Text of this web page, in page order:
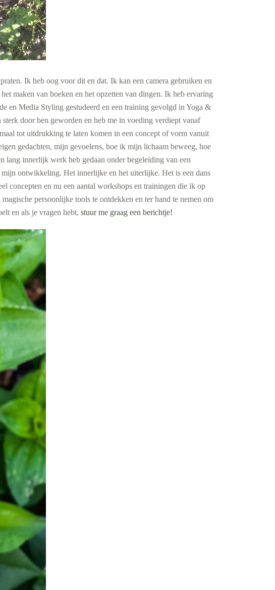
Ik heb oog voor dit en dat. Ik kan een camera gebruiken en
maken van boeken en het opzetten van dingen. Ik heb ervaring
en Media Styling gestudeerd en een training gevolgd in Yoga &
door ben geworden en heb me in voeding verdiept vanaf
tot uitdrukking te laten komen in een concept of vorm vanuit
gedachten, mijn gevoelens, hoe ik mijn lichaam beweeg, hoe
lang innerlijk werk heb gedaan onder begeleiding van een
ontwikkeling. Het innerlijke en het uiterlijke. Het is een dans
concepten en nu een aantal workshops en trainingen die ik op
persoonlijke tools te ontdekken en ter hand te nemen om
en als je vragen hebt, stuur me graag een berichtje!